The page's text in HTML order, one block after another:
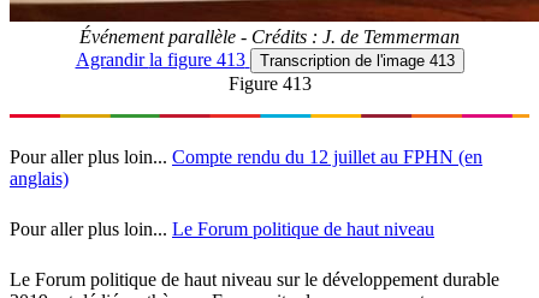
Événement parallèle - Crédits : J. de Temmerman
Agrandirla figure 413 Transcription de l'image 413
Figure 413
Pour aller plus loin... Compte rendu du 12 juillet au FPHN (en
anglais)
Pour aller plus loin... Le Forum politique de haut niveau
Le Forum politique de haut niveau sur le développement durable